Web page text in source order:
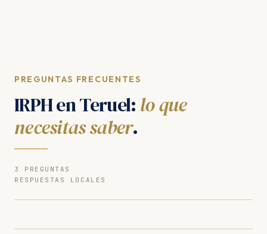
PREGUNTAS FRECUENTES
IRPH en Teruel: lo que
necesitas saber.
3 PREGUNTAS
RESPUESTAS LOCALES